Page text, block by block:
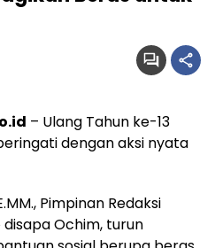
– Ulang Tahun ke-13
dengan aksi nyata
Pimpinan Redaksi
Ochim, turun